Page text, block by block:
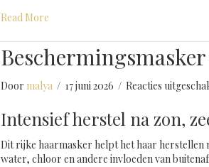
Read More
Doormalya / 17 juni 2026 / Reacties
Intensief herstel na zon,
Dit rijke haarmasker helpt het haar herstellen
water, chloor en andere invloeden van